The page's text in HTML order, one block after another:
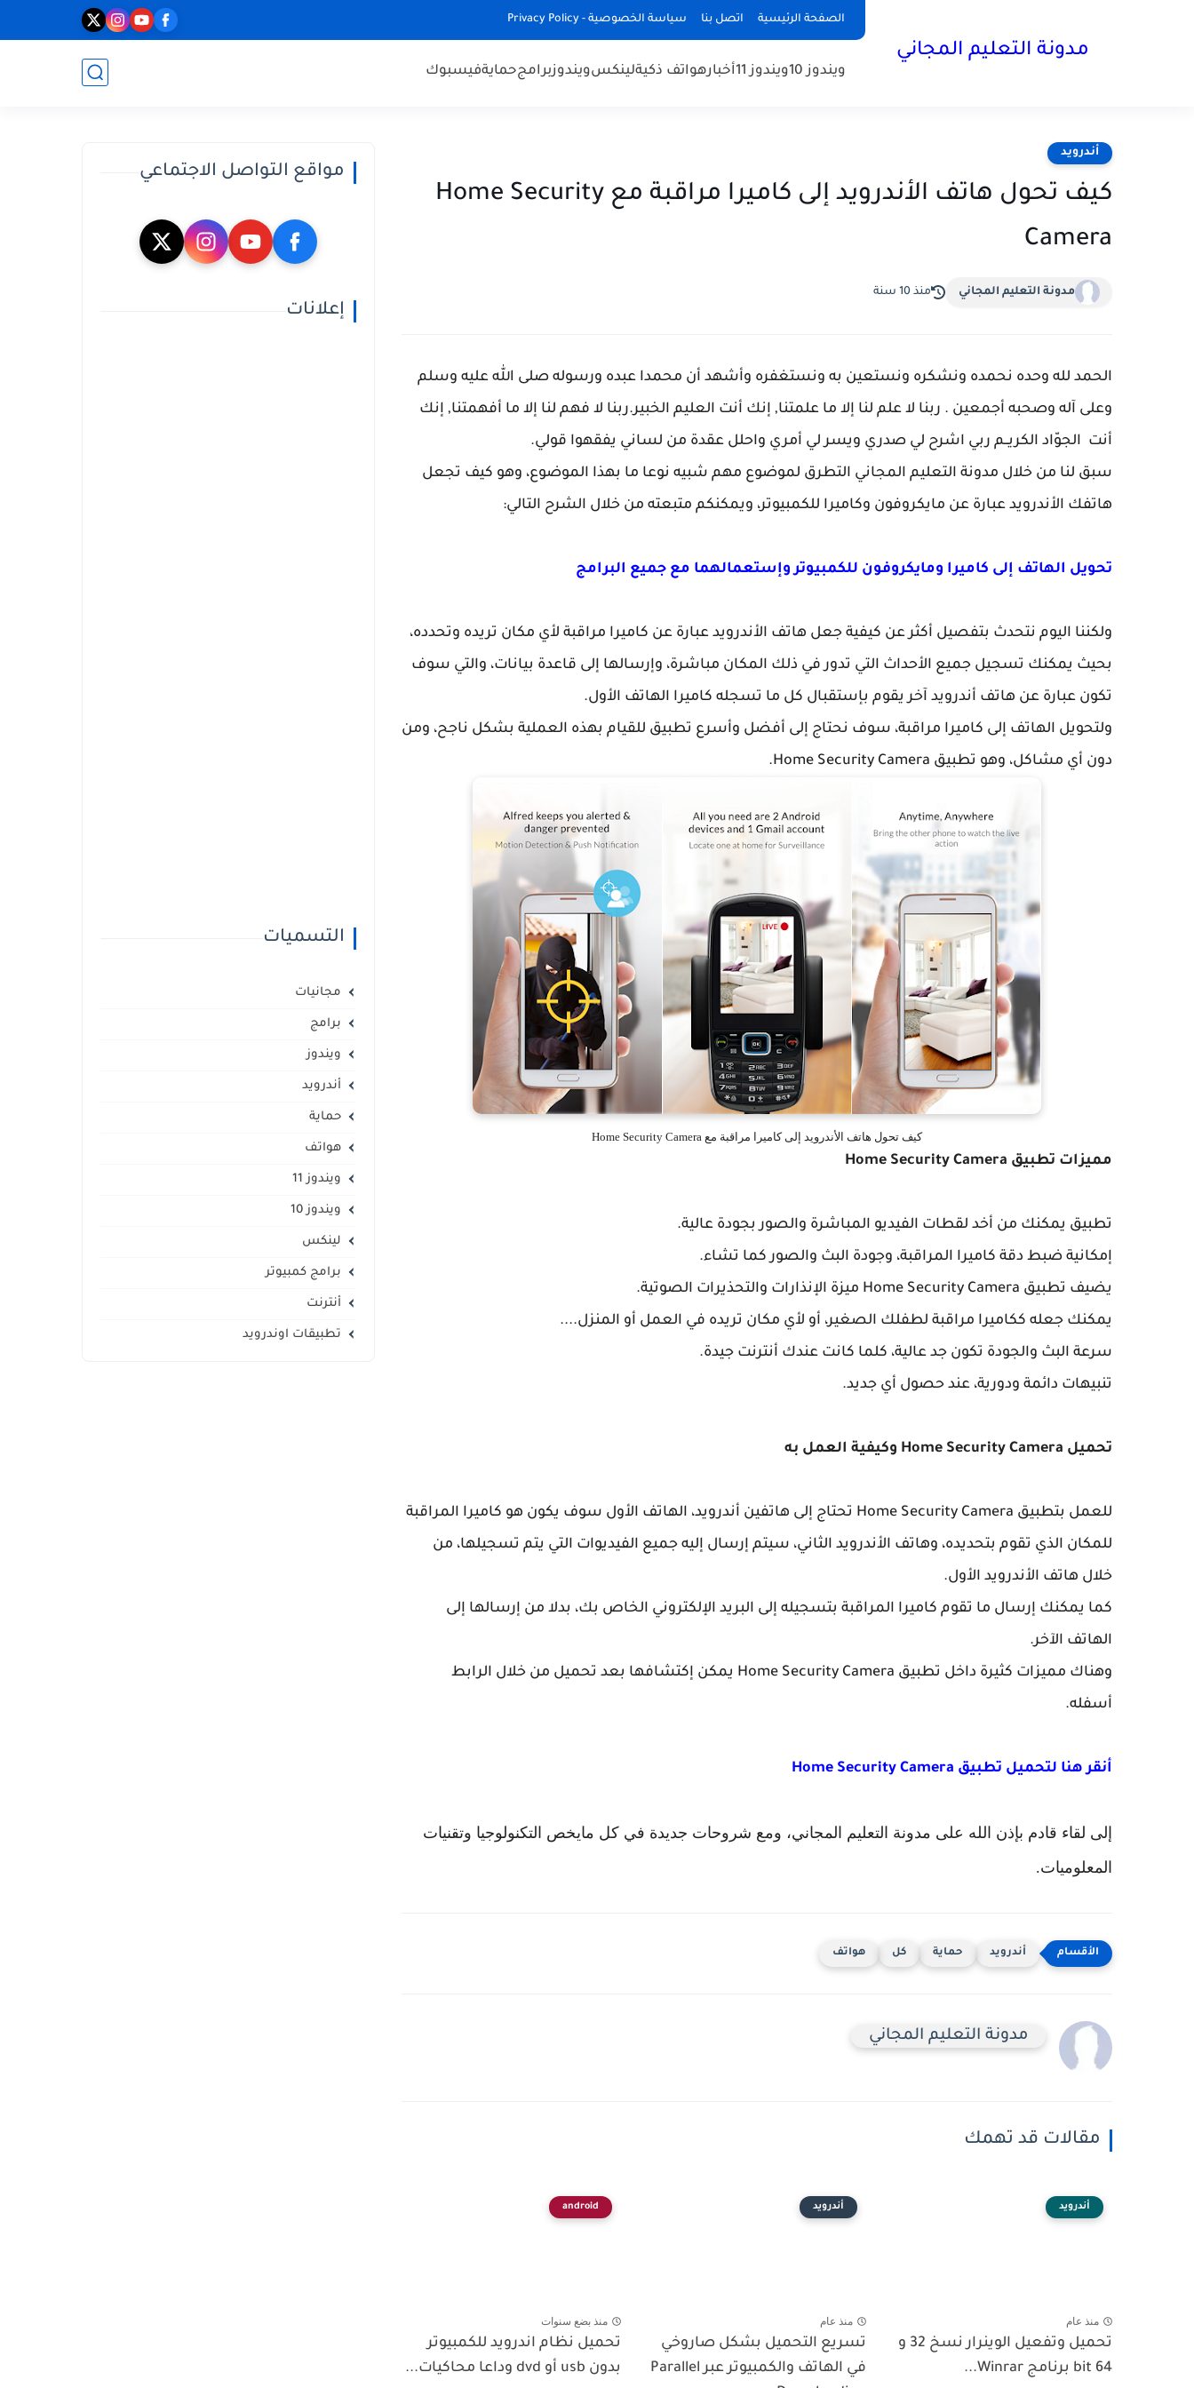
الصفحة الرئيسية اتصل بنا سياسة الخصوصية - Privacy Policy
مدونة التعليم المجاني
ويندوز 10 ويندوز 11 أخبارهواتف ذكيةلينكسويندوزبرامجحمايةفيسبوك
أندرويد
كيف تحول هاتف الأندرويد إلى كاميرا مراقبة مع Home Security
Camera
مدونة التعليم المجاني منذ 10 سنة
الحمد لله وحده نحمده ونشكره ونستعين به ونستغفره وأشهد أن محمدا عبده ورسوله صلى الله عليه وسلم
وعلى آله وصحبه أجمعين . ربنا لا علم لنا إلا ما علمتنا, إنك أنت العليم الخبير.ربنا لا فهم لنا إلا ما أفهمتنا, إنك
أنت الجوّاد الكريــم ربي اشرح لي صدري ويسر لي أمري واحلل عقدة من لساني يفقهوا قولي.
سبق لنا من خلال مدونة التعليم المجاني التطرق لموضوع مهم شبيه نوعا ما بهذا الموضوع، وهو كيف تجعل
هاتفك الأندرويد عبارة عن مايكروفون وكاميرا للكمبيوتر، ويمكنكم متبعته من خلال الشرح التالي:
تحويل الهاتف إلى كاميرا ومايكروفون للكمبيوتر وإستعمالهما مع جميع البرامج
ولكننا اليوم نتحدث بتفصيل أكثر عن كيفية جعل هاتف الأندرويد عبارة عن كاميرا مراقبة لأي مكان تريده وتحدده،
بحيث يمكنك تسجيل جميع الأحداث التي تدور في ذلك المكان مباشرة، وإرسالها إلى قاعدة بيانات، والتي سوف
تكون عبارة عن هاتف أندرويد آخر يقوم بإستقبال كل ما تسجله كاميرا الهاتف الأول.
ولتحويل الهاتف إلى كاميرا مراقبة، سوف نحتاج إلى أفضل وأسرع تطبيق للقيام بهذه العملية بشكل ناجح، ومن
دون أي مشاكل، وهو تطبيق Home Security Camera.
كيف تحول هاتف الأندرويد إلى كاميرا مراقبة مع Home Security Camera
مميزات تطبيق Home Security Camera
تطبيق يمكنك من أخد لقطات الفيديو المباشرة والصور بجودة عالية.
إمكانية ضبط دقة كاميرا المراقبة، وجودة البث والصور كما تشاء.
يضيف تطبيق Home Security Camera ميزة الإنذارات والتحذيرات الصوتية.
يمكنك جعله ككاميرا مراقبة لطفلك الصغير، أو لأي مكان تريده في العمل أو المنزل....
سرعة البث والجودة تكون جد عالية، كلما كانت عندك أنترنت جيدة.
تنبيهات دائمة ودورية، عند حصول أي جديد.
تحميل Home Security Camera وكيفية العمل به
للعمل بتطبيق Home Security Camera تحتاج إلى هاتفين أندرويد، الهاتف الأول سوف يكون هو كاميرا المراقبة
للمكان الذي تقوم بتحديده، وهاتف الأندرويد الثاني، سيتم إرسال إليه جميع الفيديوات التي يتم تسجيلها، من
خلال هاتف الأندرويد الأول.
كما يمكنك إرسال ما تقوم كاميرا المراقبة بتسجيله إلى البريد الإلكتروني الخاص بك، بدلا من إرسالها إلى
الهاتف الآخر.
وهناك مميزات كثيرة داخل تطبيق Home Security Camera يمكن إكتشافها بعد تحميل من خلال الرابط
أسفله.
أنقر هنا لتحميل تطبيق Home Security Camera
إلى لقاء قادم بإذن الله على مدونة التعليم المجاني، ومع شروحات جديدة في كل مايخص التكنولوجيا وتقنيات
المعلوميات.
أندرويد حماية كل هواتف
مدونة التعليم المجاني
مقالات قد تهمك
أندرويد
منذ عام
تحميل وتفعيل الوينرار نسخ 32 و
64 bit برنامج Winrar...
أندرويد
منذ عام
تسريع التحميل بشكل صاروخي
في الهاتف والكمبيوتر عبر Parallel
android
منذ بضع سنوات
تحميل نظام اندرويد للكمبيوتر
بدون usb أو dvd وداعا محاكيات...
مواقع التواصل الاجتماعي
إعلانات
التسميات
مجانيات
برامج
ويندوز
أندرويد
حماية
هواتف
ويندوز 11
ويندوز 10
لينكس
برامج كمبيوتر
أنترنت
تطبيقات اوندرويد